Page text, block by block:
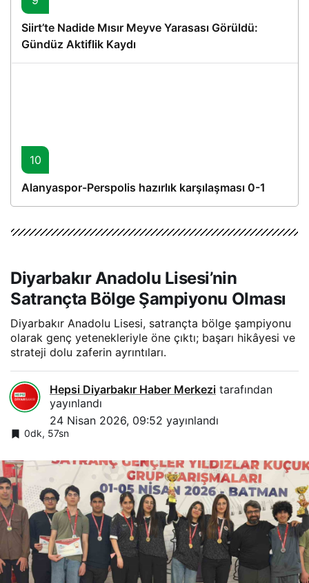
Siirt’te Nadide Mısır Meyve Yarasası Görüldü:
Gündüz Aktiflik Kaydı
10
Alanyaspor-Perspolis hazırlık karşılaşması 0-1
Diyarbakır Anadolu Lisesi’nin
Satrançta Bölge Şampiyonu Olması
Diyarbakır Anadolu Lisesi, satrançta bölge şampiyonu
olarak genç yetenekleriyle öne çıktı; başarı hikâyesi ve
strateji dolu zaferin ayrıntıları.
Hepsi Diyarbakır Haber Merkezi tarafından
yayınlandı
24 Nisan 2026, 09:52 yayınlandı
0dk, 57sn